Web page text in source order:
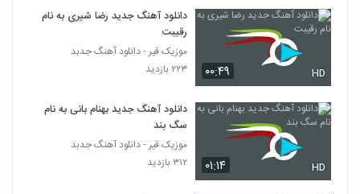
۰۰:۴۹ HD
دانلود آهنگ جدید رضا شیری به نام
رقیبت
موزیک قیر - دانلود آهنگ جدبد
۲۲۳ بازدید
۰۱:۱۴ HD
دانلود آهنگ جدید بهنام بانی به نام
سگ بند
موزیک قیر - دانلود آهنگ جدبد
۳۱۲ بازدید